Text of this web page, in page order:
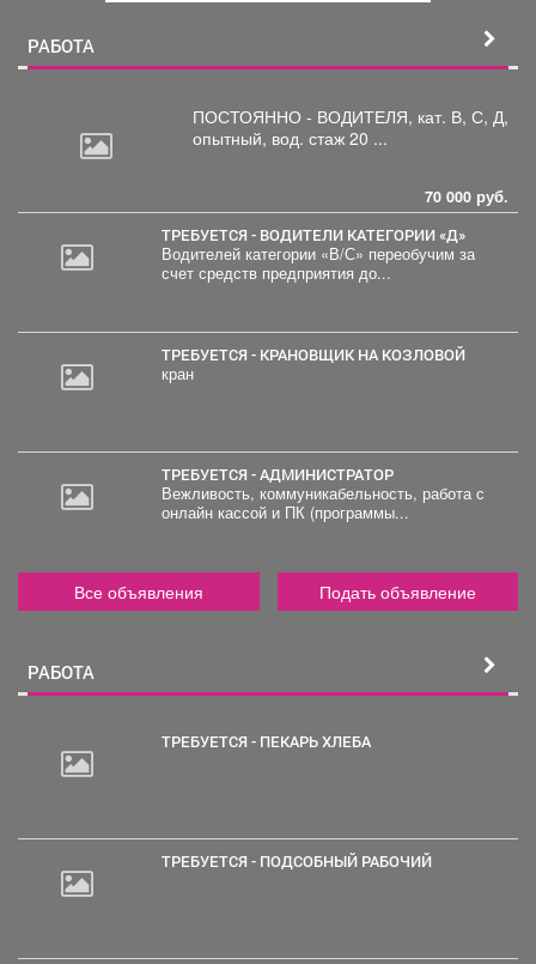
РАБОТА
ПОСТОЯННО - ВОДИТЕЛЯ, кат. В, С, Д,
опытный, вод. стаж 20 ...
70 000 руб.
ТРЕБУЕТСЯ - ВОДИТЕЛИ КАТЕГОРИИ «Д»
Водителей категории «В/С» переобучим за
счет средств предприятия до...
ТРЕБУЕТСЯ - КРАНОВЩИК НА КОЗЛОВОЙ
кран
ТРЕБУЕТСЯ - АДМИНИСТРАТОР
Вежливость, коммуникабельность, работа с
онлайн кассой и ПК (программы...
Все объявления Подать объявление
РАБОТА
ТРЕБУЕТСЯ - ПЕКАРЬ ХЛЕБА
ТРЕБУЕТСЯ - ПОДСОБНЫЙ РАБОЧИЙ